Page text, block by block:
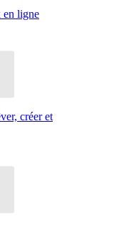
en ligne
créer et